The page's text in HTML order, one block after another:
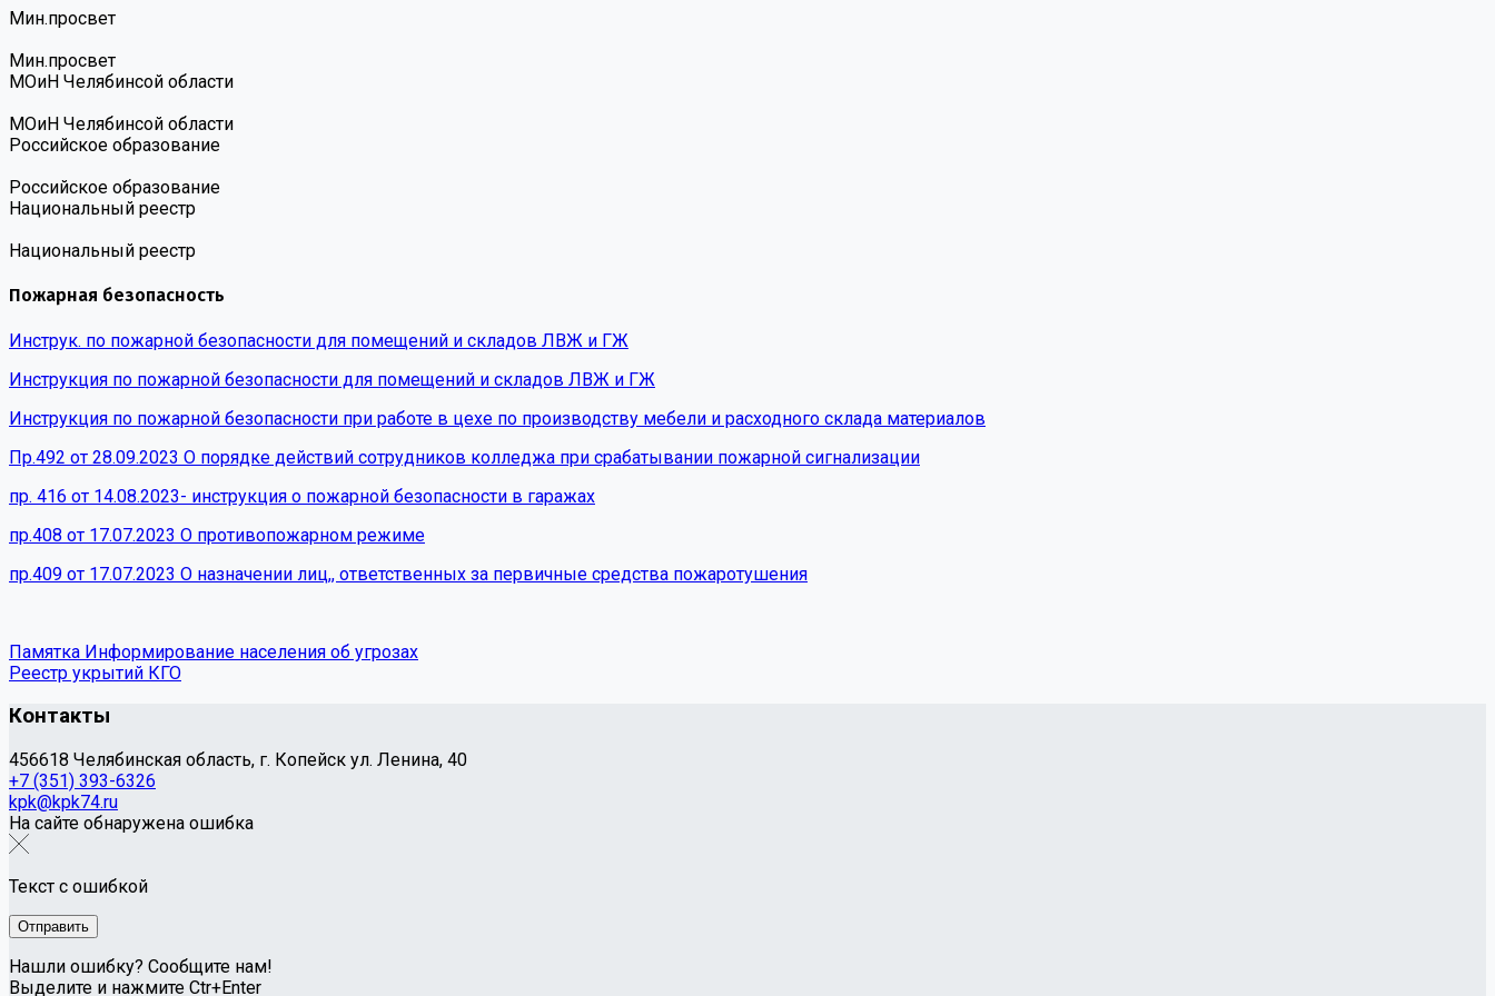
Мин.просвет
Мин.просвет
МОиН Челябинсой области
МОиН Челябинсой области
Российское образование
Российское образование
Национальный реестр
Национальный реестр
Пожарная безопасность
Инструк. по пожарной безопасности для помещений и складов ЛВЖ и ГЖ
Инструкция по пожарной безопасности для помещений и складов ЛВЖ и ГЖ
Инструкция по пожарной безопасности при работе в цехе по производству мебели и расходного склада материалов
Пр.492 от 28.09.2023 О порядке действий сотрудников колледжа при срабатывании пожарной сигнализации
пр. 416 от 14.08.2023- инструкция о пожарной безопасности в гаражах
пр.408 от 17.07.2023 О противопожарном режиме
пр.409 от 17.07.2023 О назначении лиц,, ответственных за первичные средства пожаротушения
Памятка Информирование населения об угрозах
Реестр укрытий КГО
Контакты
456618 Челябинская область, г. Копейск ул. Ленина, 40
+7 (351) 393-6326
kpk@kpk74.ru
На сайте обнаружена ошибка
Текст с ошибкой
Нашли ошибку? Сообщите нам!
Выделите и нажмите Ctr+Enter